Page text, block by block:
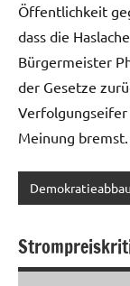
Öffentlichkeit
dass die
Bürgermeister
der Gesetze
Meinung bremst.
Demokratieabbau